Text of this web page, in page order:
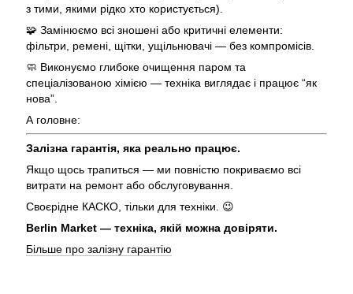
з тими, якими рідко хто користується).
🧩 Замінюємо всі зношені або критичні елементи:
фільтри, ремені, щітки, ущільнювачі — без компромісів.
🧼 Виконуємо глибоке очищення паром та
спеціалізованою хімією — техніка виглядає і працює “як
нова”.
А головне:
Залізна гарантія, яка реально працює.
Якщо щось трапиться — ми повністю покриваємо всі
витрати на ремонт або обслуговування.
Своєрідне КАСКО, тільки для техніки. 😉
Berlin Market — техніка, якій можна довіряти.
Більше про залізну гарантію